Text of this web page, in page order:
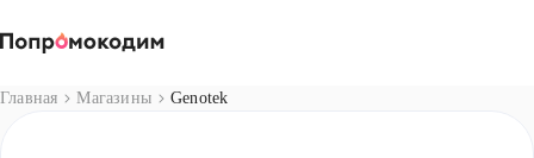
Главная Магазины Genotek